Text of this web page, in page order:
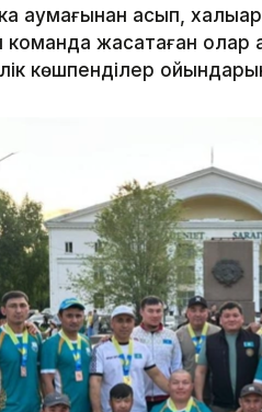
аумағынан асып,
команда жасақтаған
көшпенділер